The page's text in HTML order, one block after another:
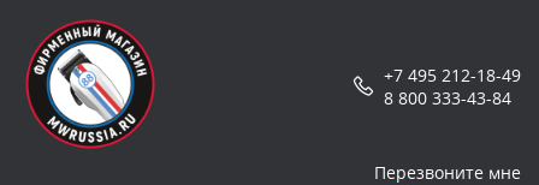
+7 495 212-18-49
8 800 333-43-84
Перезвоните мне